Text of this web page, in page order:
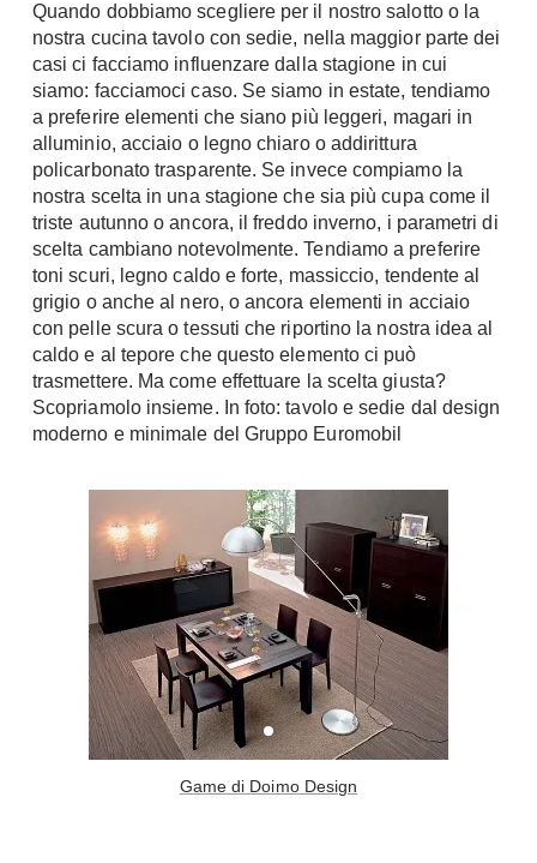
Mobili Soggiorno
Librerie
Vetrine
Pareti Attrezzate
Porta Tv
Contatti
Divani
Divani moderni
Divani classici
Poltrone
Poltroncine
Chaise Longue
Divani Angolo
Divani in Pelle
Complementi
Tavoli
Sedie
Tavolini
Tappeti
Oggettistica
Climatizzatori
Climatizzatore
Deumidificatori
Chiller
Pompe di calore
Ecologia
Geotermia
Case in Legno
Case Prefabbricate
Fotovoltaico
Riciclo
Energie Rinnovabili
Cura della casa
Pulizia
Detergenti
Stiro
Aspirapolvere
Lavapavimenti
Progetti
Quando dobbiamo scegliere per il nostro salotto o la
nostra cucina tavolo con sedie, nella maggior parte dei
casi ci facciamo influenzare dalla stagione in cui
siamo: facciamoci caso. Se siamo in estate, tendiamo
a preferire elementi che siano più leggeri, magari in
alluminio, acciaio o legno chiaro o addirittura
policarbonato trasparente. Se invece compiamo la
nostra scelta in una stagione che sia più cupa come il
triste autunno o ancora, il freddo inverno, i parametri di
scelta cambiano notevolmente. Tendiamo a preferire
toni scuri, legno caldo e forte, massiccio, tendente al
grigio o anche al nero, o ancora elementi in acciaio
con pelle scura o tessuti che riportino la nostra idea al
caldo e al tepore che questo elemento ci può
trasmettere. Ma come effettuare la scelta giusta?
Scopriamolo insieme. In foto: tavolo e sedie dal design
moderno e minimale del Gruppo Euromobil
Game di Doimo Design